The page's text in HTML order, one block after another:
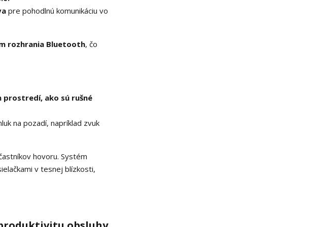
pre pohodlnú komunikáciu vo
rozhrania Bluetooth, čo
prostredí, ako sú rušné
na pozadí, napríklad zvuk
hovoru. Systém
v tesnej blízkosti,